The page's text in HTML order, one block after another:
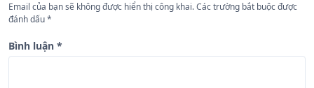
ớ
n
g
Email của bạn sẽ không được hiển thị công khai.Các trường bắt buộc được
đánh dấu*
Bình luận *